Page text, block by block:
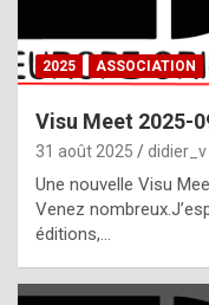
2025 ASSOCIATION
Visu Meet 2025-
31 août 2025 didier_v
Une nouvelle Visu
Venez
éditions,…